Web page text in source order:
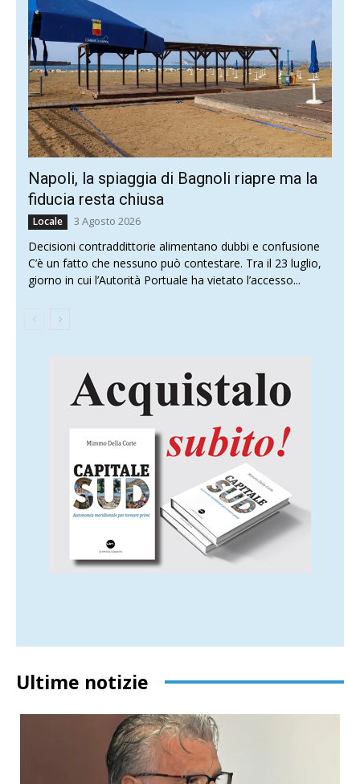
Napoli, la spiaggia di Bagnoli riapre ma la
fiducia resta chiusa
Locale 3 Agosto 2026
Decisioni contraddittorie alimentano dubbi e confusione
C’è un fatto che nessuno può contestare. Tra il 23 luglio,
giorno in cui l’Autorità Portuale ha vietato l’accesso...
Ultime notizie